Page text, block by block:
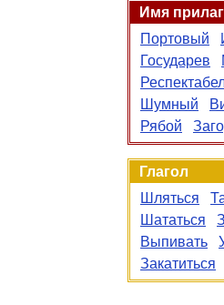
Имя
Портовый
Государев
Шумный
Рябой
Глагол
Шляться
Шататься
Выпивать
Закатиться